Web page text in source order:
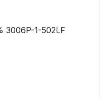
3006P-1-502LF